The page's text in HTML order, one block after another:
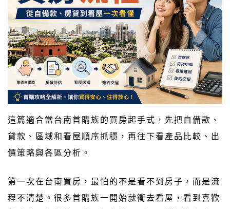
這篇適合當台南首購族的買房起手式，先把自備款、
貸款、區域和看屋順序抓穩，再往下看產品比較、出
價策略與各區分析。
第一次在台南買房，最怕的不是看不到房子，而是流
程不清楚。很多首購族一開始就衝去看屋，看到喜歡